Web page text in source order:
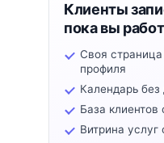
Клиенты
пока вы
Своя
профиля
Календарь
База клиентов
Витрина